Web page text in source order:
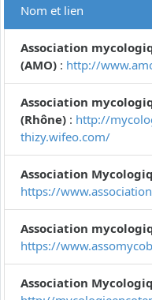
Nom et lien
Association
(AMO) : http://
Association
(Rhône) : http://
thizy.wifeo.com/
Association
https://
Association
https://
Association